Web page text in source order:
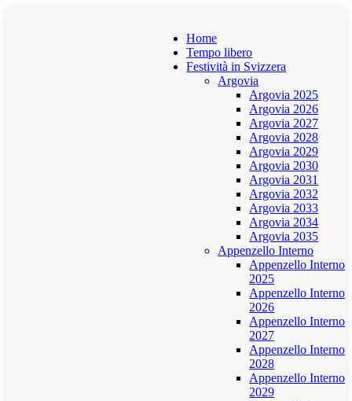
Home
Tempo libero
Festività in Svizzera
Argovia
Argovia 2025
Argovia 2026
Argovia 2027
Argovia 2028
Argovia 2029
Argovia 2030
Argovia 2031
Argovia 2032
Argovia 2033
Argovia 2034
Argovia 2035
Appenzello Interno
Appenzello Interno
2025
Appenzello Interno
2026
Appenzello Interno
2027
Appenzello Interno
2028
Appenzello Interno
2029